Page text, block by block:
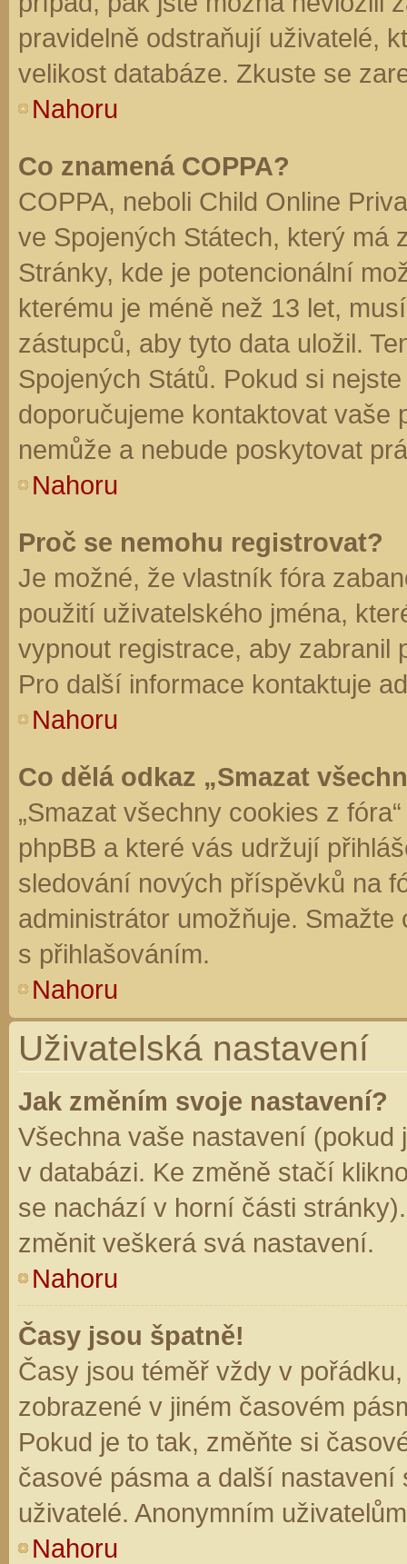
pravidelně odstraňují uživatelé,
velikost databáze. Zkuste se
Nahoru
Co znamená COPPA?
COPPA, neboli Child Online
ve Spojených Státech, který má
Stránky, kde je potencionální
kterému je méně než 13 let,
zástupců, aby tyto data uložil.
Spojených Států. Pokud si
doporučujeme kontaktovat vaše
nemůže a nebude poskytovat
Nahoru
Proč se nemohu registrovat?
Je možné, že vlastník fóra
použití uživatelského jména,
vypnout registrace, aby zabranil
Pro další informace kontaktuje
Nahoru
Co dělá odkaz „Smazat
„Smazat všechny cookies z
phpBB a které vás udržují
sledování nových příspěvků na
administrátor umožňuje.
s přihlašováním.
Nahoru
Uživatelská nastavení
Jak změním svoje nastavení?
Všechna vaše nastavení (pokud
v databázi. Ke změně stačí
se nachází v horní části
změnit veškerá svá nastavení.
Nahoru
Časy jsou špatně!
Časy jsou téměř vždy v
zobrazené v jiném časovém
Pokud je to tak, změňte si
časové pásma a další
uživatelé. Anonymním
Nahoru